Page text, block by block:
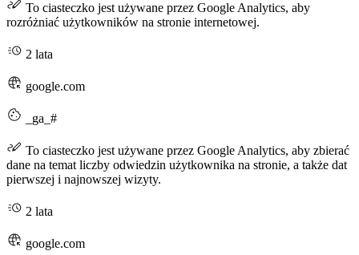
To ciasteczko jest używane przez Google Analytics, aby
rozróżniać użytkowników na stronie internetowej.
2 lata
google.com
_ga_#
To ciasteczko jest używane przez Google Analytics, aby zbierać
dane na temat liczby odwiedzin użytkownika na stronie, a także dat
pierwszej i najnowszej wizyty.
2 lata
google.com